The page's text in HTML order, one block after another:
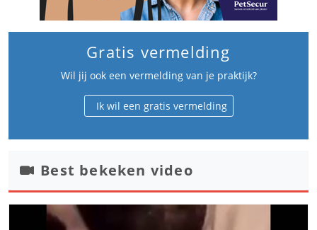
Gratis vermelding
Wil jij ook een vermelding van je praktijk?
Ik wil een gratis vermelding
Best bekeken video